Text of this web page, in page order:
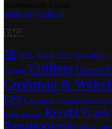
redakcja@retalks.pl
TAGI
7R ABSL Adgar APSYS Axi immo
Ceetrus ColliersCorees
Cushman &
EPP Ghelamco Greenberg Traurig
Kajima Kinnarps Knight Frank
Panattoni